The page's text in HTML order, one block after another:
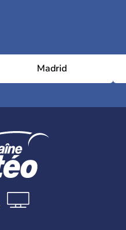
Madrid